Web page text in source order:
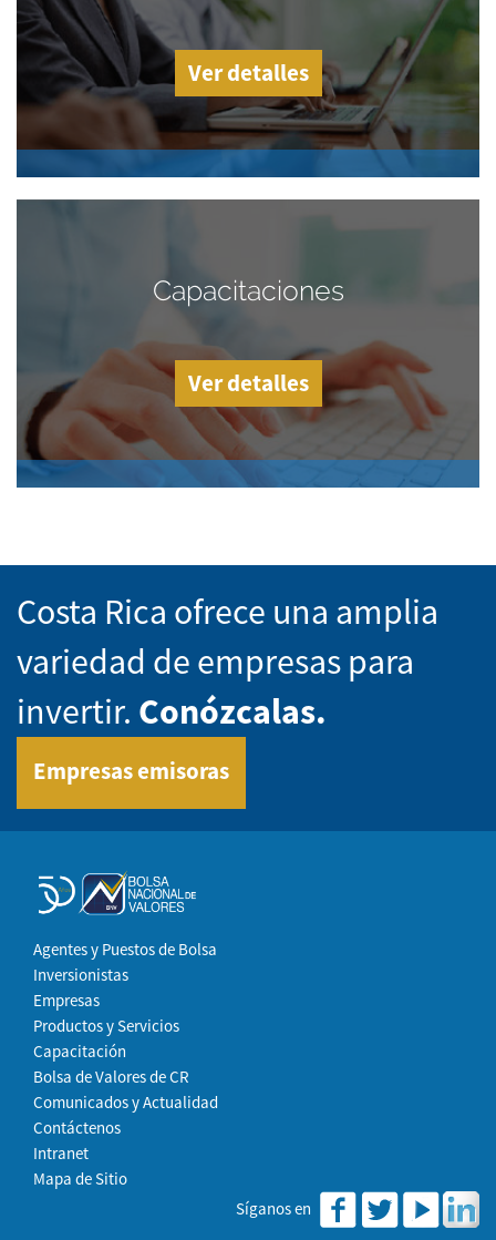
Ver detalles
Capacitaciones
Ver detalles
Costa Rica ofrece una amplia
variedad de empresas para
invertir. Conózcalas.
Empresas emisoras
Agentes y Puestos de Bolsa
Inversionistas
Empresas
Productos y Servicios
Capacitación
Bolsa de Valores de CR
Comunicados y Actualidad
Contáctenos
Intranet
Mapa de Sitio
Síganos en